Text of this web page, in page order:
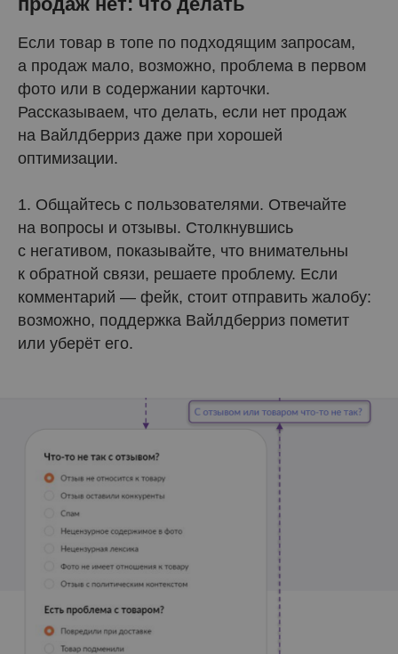
Если товар в топе по подходящим запросам,
а продаж мало, возможно, проблема в первом
фото или в содержании карточки.
Рассказываем, что делать, если нет продаж
на Вайлдберриз даже при хорошей
оптимизации.
1. Общайтесь с пользователями. Отвечайте
на вопросы и отзывы. Столкнувшись
с негативом, показывайте, что внимательны
к обратной связи, решаете проблему. Если
комментарий — фейк, стоит отправить жалобу:
возможно, поддержка Вайлдберриз пометит
или уберёт его.